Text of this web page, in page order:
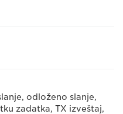
odloženo slanje,
zadatka, TX izveštaj,